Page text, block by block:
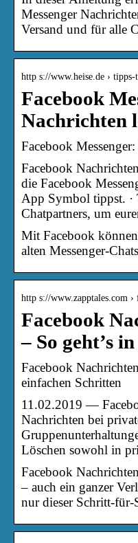
Messenger
Versand und für alle
http s://www.heise.de › tipps-
Facebook
Nachrichten
Facebook
Facebook
die Facebook
App Symbol tippst. ·
Chatpartners, um
Mit Facebook
alten Messenger-
http s://www.zapptales.com
Facebook
– So geht’s
Facebook
einfachen Schritten
11.02.2019 —
Nachrichten bei
Löschen sowohl in
Facebook
– auch ein ganzer
nur dieser Schritt-